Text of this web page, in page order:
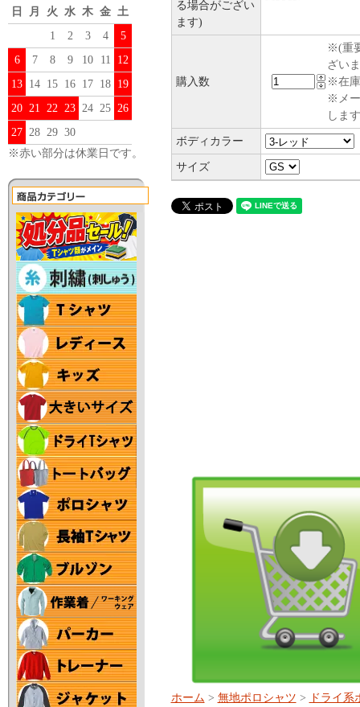
日
月 火 水 木 金 土
1
2 3 4
5
6
7 8 9 10 11
12
13 14 15 16 17 18 19
20 21 22 23 24 25 26
27 28 29 30
※赤い部分は休業日です。
る場合がござい
ます)
購入数
※(重
ざい
※在庫
※メー
しま
ボディカラー
サイズ
ホーム > 無地ポロシャツ >
ドライ系